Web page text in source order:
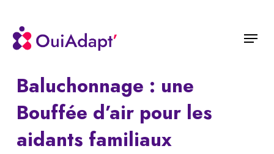
main
content
Menu
Baluchonnage : une
Bouffée d’air pour les
aidants familiaux